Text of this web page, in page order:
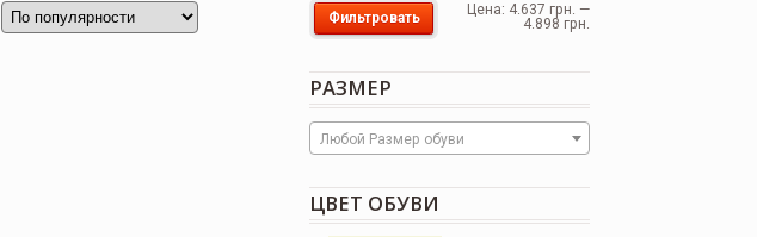
Фильтровать Цена: 4.637 грн. —
4.898 грн.
РАЗМЕР
Любой Размер обуви
ЦВЕТ ОБУВИ